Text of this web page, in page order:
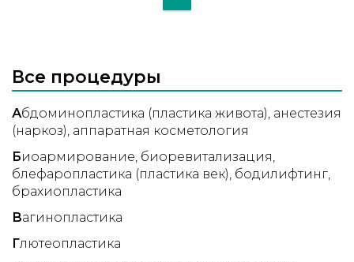
Все процедуры
Абдоминопластика (пластика живота) анестезия
(наркоз) аппаратная косметология
Биоармирование биоревитализация
блефаропластика (пластика век) бодилифтинг
брахиопластика
Вагинопластика
Глютеопластика